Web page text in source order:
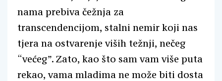
nama prebiva čežnja za
transcendencijom, stalni nemir koji nas
tjera na ostvarenje viših težnji, nečeg
“većeg”. Zato, kao što sam vam više puta
rekao, vama mladima ne može biti dosta